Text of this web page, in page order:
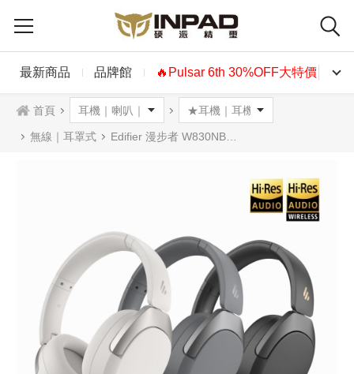
最新商品 品牌館 🔥Pulsar 6th 30%OFF大特價🔥
首頁
無線｜耳罩式 Edifier 漫步者 W830NB 無線降噪耳罩耳機